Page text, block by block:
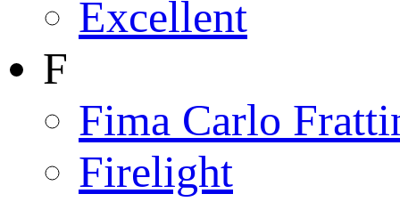
Excellent
F
Fima Carlo
Firelight